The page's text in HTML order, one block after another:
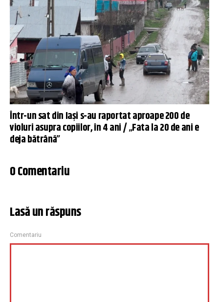
Într-un sat din Iași s-au raportat aproape 200 de
violuri asupra copiilor, în 4 ani / „Fata la 20 de ani e
deja bătrână”
0 Comentariu
Lasă un răspuns
Comentariu